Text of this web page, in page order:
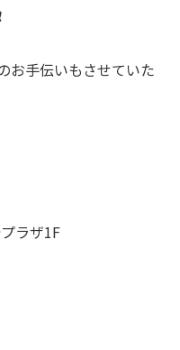
お手伝いもさせていた
ラザ1F